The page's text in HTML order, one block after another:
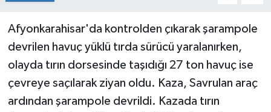
Afyonkarahisar'da kontrolden çıkarak şarampole
devrilen havuç yüklü tırda sürücü yaralanırken,
olayda tırın dorsesinde taşıdığı 27 ton havuç ise
çevreye saçılarak ziyan oldu. Kaza, Savrulan araç
ardından şarampole devrildi. Kazada tırın